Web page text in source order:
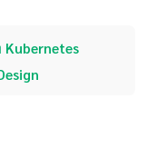
Kubernetes